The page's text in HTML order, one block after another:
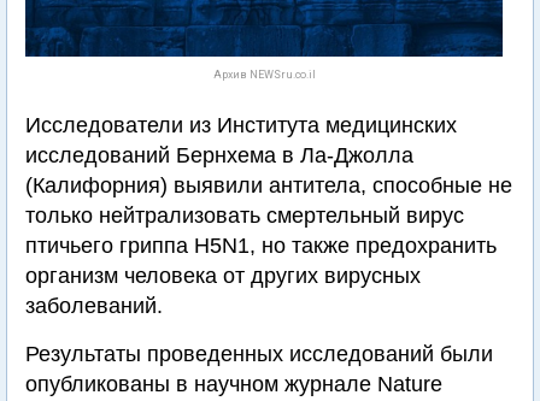
Архив NEWSru.co.il
Исследователи из Института медицинских
исследований Бернхема в Ла-Джолла
(Калифорния) выявили антитела, способные не
только нейтрализовать смертельный вирус
птичьего гриппа H5N1, но также предохранить
организм человека от других вирусных
заболеваний.
Результаты проведенных исследований были
опубликованы в научном журнале Nature